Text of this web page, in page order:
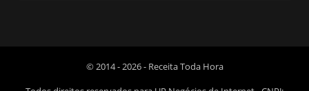
© 2014 - 2026 - Receita Toda Hora